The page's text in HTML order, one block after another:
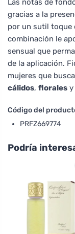
gracias a la
por un sutil toque
combinación le
sensual que
de la aplicación.
mujeres que
cálidos, florales y
Código del
PRFZ669774
Podría